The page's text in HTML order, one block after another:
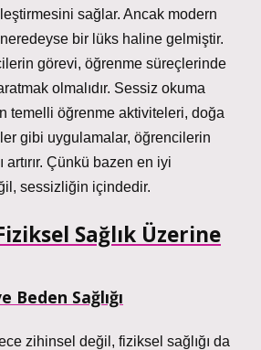
sağlar. Ancak modern
bir lüks haline gelmiştir.
görevi, öğrenme süreçlerinde
olmalıdır. Sessiz okuma
temelli öğrenme aktiviteleri, doğa
gibi uygulamalar, öğrencilerin
artırır. Çünkü bazen en iyi
sessizliğin içindedir.
Sağlık Üzerine
Beden Sağlığı
zihinsel değil, fiziksel sağlığı da